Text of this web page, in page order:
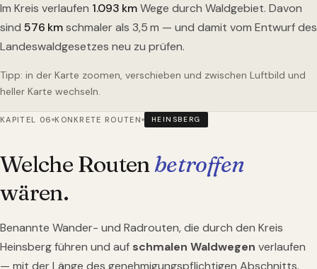
Im Kreis verlaufen 1.093 kmWege durch Waldgebiet. Davon
sind 576 kmschmaler als 3,5 m — und damit vom Entwurf des
Landeswaldgesetzes neu zu prüfen.
Tipp: in der Karte zoomen, verschieben und zwischen Luftbild und
heller Karte wechseln.
KAPITEL 06 KONKRETE ROUTEN HEINSBERG
Welche Routenbetroffen
wären.
Benannte Wander- und Radrouten, die durch den Kreis
Heinsbergführen und auf schmalen Waldwegen verlaufen